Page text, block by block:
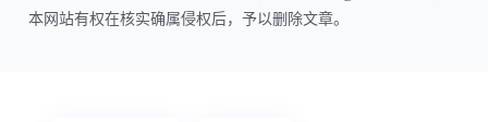
本网站有权在核实确属侵权后，予以删除文章。